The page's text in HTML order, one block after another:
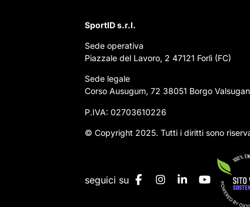
SportID s.r.l.
Sede operativa
Piazzale del Lavoro, 2 47121 Forlì (FC)
Sede legale
Corso Ausugum, 72 38051 Borgo
P.IVA: 02703610226
© Copyright 2025. Tutti i diritti sono
seguici su